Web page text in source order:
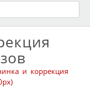
и коррекция